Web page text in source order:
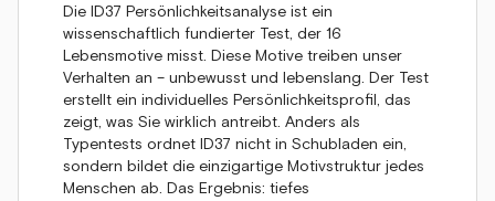
Die ID37 Persönlichkeitsanalyse ist ein
wissenschaftlich fundierter Test, der 16
Lebensmotive misst. Diese Motive treiben unser
Verhalten an – unbewusst und lebenslang. Der Test
erstellt ein individuelles Persönlichkeitsprofil, das
zeigt, was Sie wirklich antreibt. Anders als
Typentests ordnet ID37 nicht in Schubladen ein,
sondern bildet die einzigartige Motivstruktur jedes
Menschen ab. Das Ergebnis: tiefes